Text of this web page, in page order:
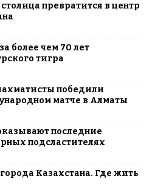
превратится в центр
более чем 70 лет
тигра
победили
матче в Алматы
последние
подсластителях
Казахстана. Где жить